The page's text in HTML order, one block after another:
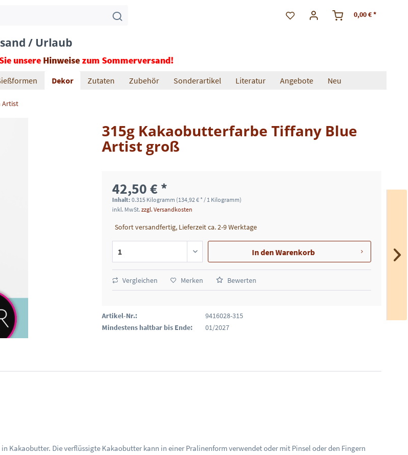
0,00 € *
/ Urlaub
unsere Hinweisezum Sommerversand!
Dekor Zutaten Zubehör Sonderartikel Literatur Angebote Neu
Artist
315g Kakaobutterfarbe Tiffany Blue
Artist groß
42,50 € *
Inhalt:0.315 Kilogramm (134,92 € * / 1 Kilogramm)
inkl. MwSt.zzgl. Versandkosten
Sofort versandfertig, Lieferzeit ca. 2-9 Werktage
In denWarenkorb
Vergleichen Merken Bewerten
Artikel-Nr.:
9416028-315
Mindestens haltbar bis Ende:
01/2027
Kakaobutter. Die verflüssigte Kakaobutter kann in einer Pralinenform verwendet oder mit Pinsel oder den Fingern